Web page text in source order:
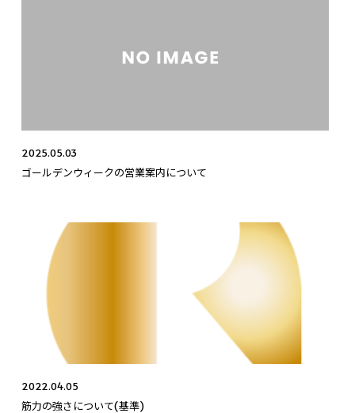
2025.05.03
ゴールデンウィークの営業案内について
2022.04.05
筋力の強さについて(基準)